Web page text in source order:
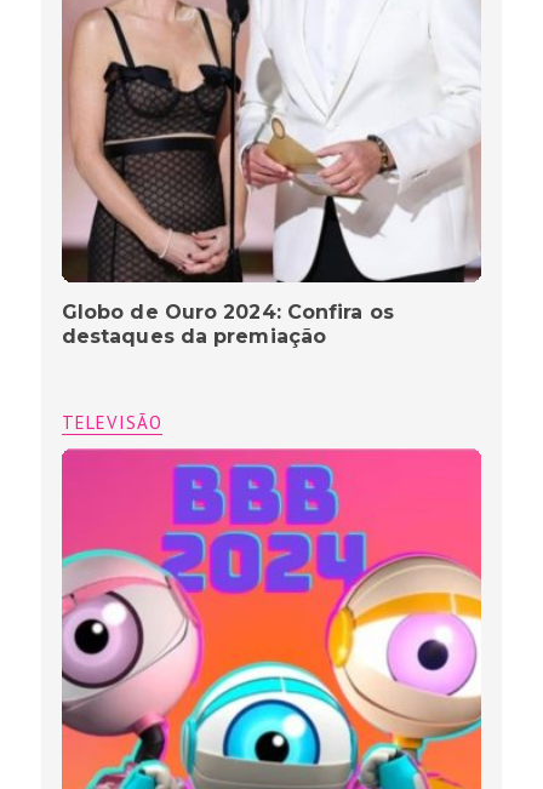
Globo de Ouro 2024: Confira os
destaques da premiação
TELEVISÃO